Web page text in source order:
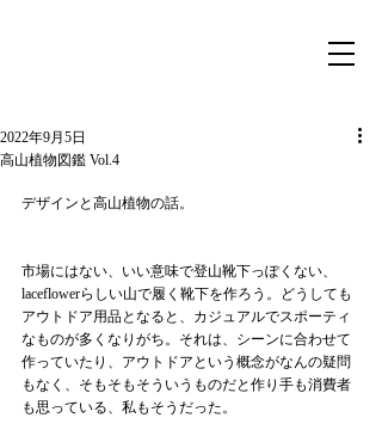
高山植物図鑑 Vol.4
2022年9月5日
デザインと高山植物の話。
市場にはない、いい意味で登山靴下っぽくない、
laceflowerらしい山で履く靴下を作ろう。どうしても
アウトドア用品となると、カジュアルでスポーティ
なものが多くなりがち。それは、シーンに合わせて
作っていたり、アウトドアという概念がなんの疑問
もなく、そもそもそういうものだと作り手も消費者
も思っている、私もそうだった。